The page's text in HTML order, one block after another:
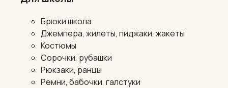
Брюки школа
Джемпера, жилеты, пиджаки, жакеты
Костюмы
Сорочки, рубашки
Рюкзаки, ранцы
Ремни, бабочки, галстуки